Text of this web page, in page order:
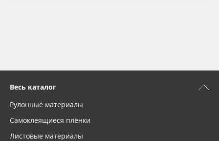
Весь каталог
Рулонные материалы
Самоклеящиеся плёнки
Листовые материалы